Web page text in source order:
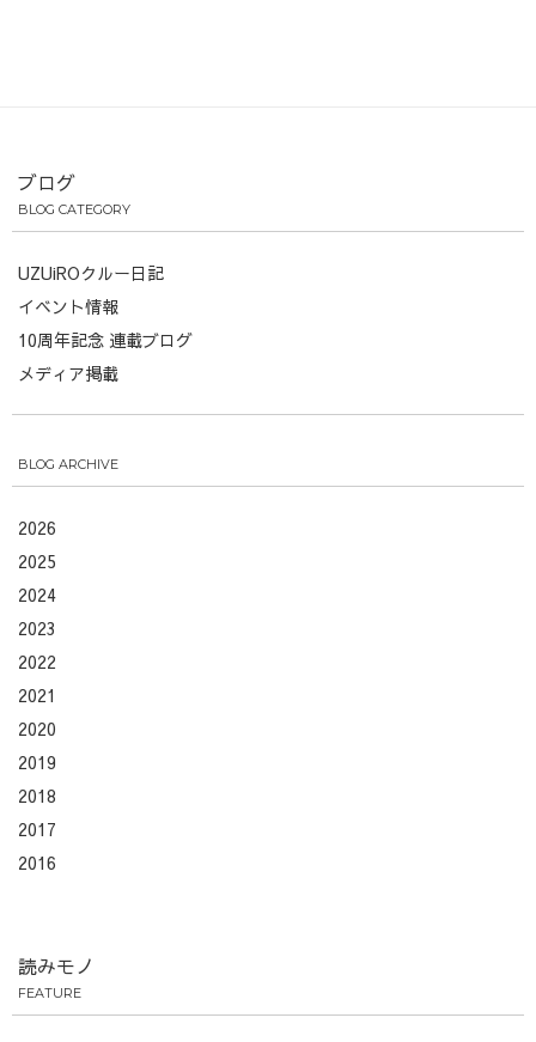
ブログ
BLOG CATEGORY
UZUiROクルー日記
イベント情報
10周年記念 連載ブログ
メディア掲載
BLOG ARCHIVE
2026
2025
2024
2023
2022
2021
2020
2019
2018
2017
2016
読みモノ
FEATURE